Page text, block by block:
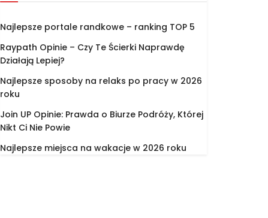
Najlepsze portale randkowe – ranking TOP 5
Raypath Opinie – Czy Te Ścierki Naprawdę
Działają Lepiej?
Najlepsze sposoby na relaks po pracy w 2026
roku
Join UP Opinie: Prawda o Biurze Podróży, Której
Nikt Ci Nie Powie
Najlepsze miejsca na wakacje w 2026 roku